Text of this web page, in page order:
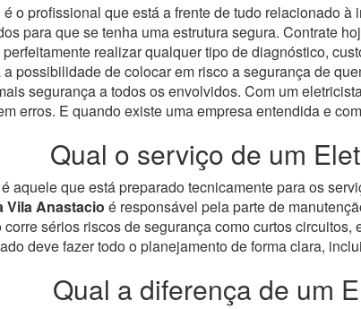
é o profissional que está a frente de tudo relacionado
para que se tenha uma estrutura segura. Contrate
realizar qualquer tipo de diagnóstico,
possibilidade de colocar em risco a segurança de
segurança a todos os envolvidos. Com um
erros. E quando existe uma empresa entendida e
Qual o serviço de um
aquele que está preparado tecnicamente para os
Vila Anastacio é responsável pela parte de
sérios riscos de segurança como curtos
deve fazer todo o planejamento de forma clara,
Qual a diferença de um